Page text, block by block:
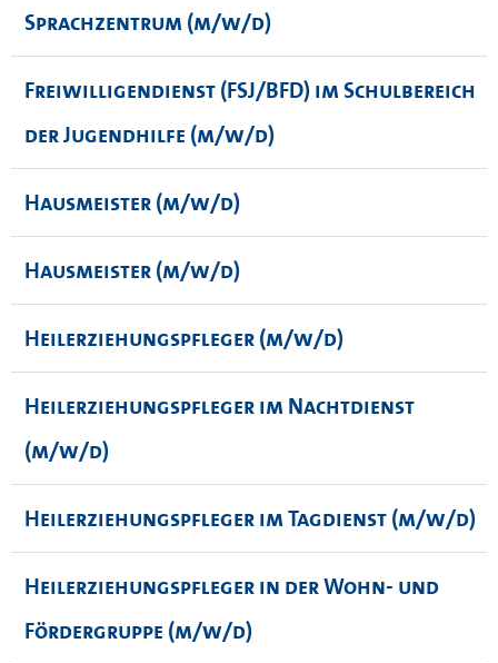
Sprachzentrum (m/w/d)
Freiwilligendienst (FSJ/BFD) im Schulbereich
der Jugendhilfe (m/w/d)
Hausmeister (m/w/d)
Hausmeister (m/w/d)
Heilerziehungspfleger (m/w/d)
Heilerziehungspfleger im Nachtdienst
(m/w/d)
Heilerziehungspfleger im Tagdienst (m/w/d)
Heilerziehungspfleger in der Wohn- und
Fördergruppe (m/w/d)